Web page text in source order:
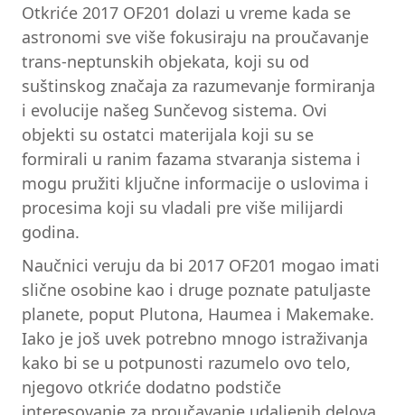
Otkriće 2017 OF201 dolazi u vreme kada se
astronomi sve više fokusiraju na proučavanje
trans-neptunskih objekata, koji su od
suštinskog značaja za razumevanje formiranja
i evolucije našeg Sunčevog sistema. Ovi
objekti su ostatci materijala koji su se
formirali u ranim fazama stvaranja sistema i
mogu pružiti ključne informacije o uslovima i
procesima koji su vladali pre više milijardi
godina.
Naučnici veruju da bi 2017 OF201 mogao imati
slične osobine kao i druge poznate patuljaste
planete, poput Plutona, Haumea i Makemake.
Iako je još uvek potrebno mnogo istraživanja
kako bi se u potpunosti razumelo ovo telo,
njegovo otkriće dodatno podstiče